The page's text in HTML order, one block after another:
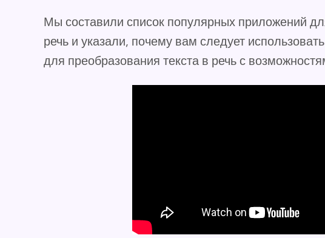
Мы составили список популярных приложений
речь и указали, почему вам следует
для преобразования текста в речь с